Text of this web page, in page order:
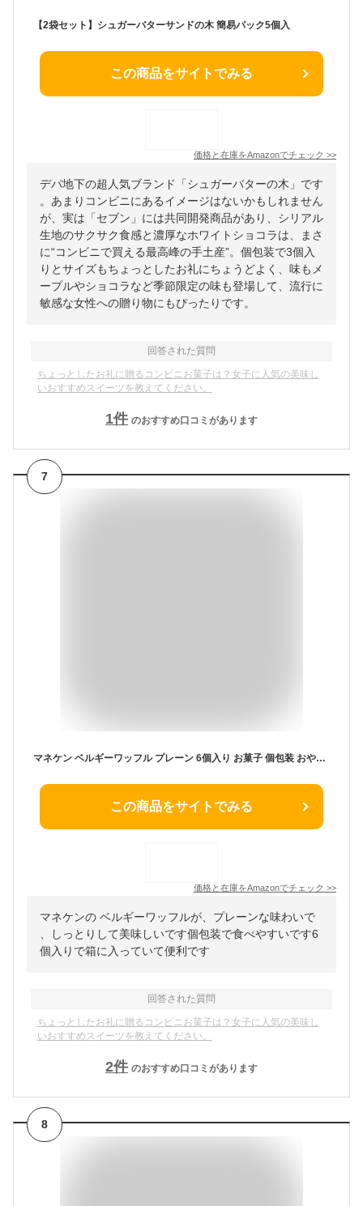
【2袋セット】シュガーバターサンドの木 簡易パック5個入
この商品をサイトでみる
価格と在庫をAmazonでチェック >>
デパ地下の超人気ブランド「シュガーバターの木」です
。あまりコンビニにあるイメージはないかもしれません
が、実は「セブン」には共同開発商品があり、シリアル
生地のサクサク食感と濃厚なホワイトショコラは、まさ
に“コンビニで買える最高峰の手土産”。個包装で3個入
りとサイズもちょっとしたお礼にちょうどよく、味もメ
ープルやショコラなど季節限定の味も登場して、流行に
敏感な女性への贈り物にもぴったりです。
回答された質問
ちょっとしたお礼に贈るコンビニお菓子は？女子に人気の美味し
いおすすめスイーツを教えてください。
1件 のおすすめ口コミがあります
7
マネケン ベルギーワッフル プレーン 6個入り お菓子 個包装 おやつ 朝食
この商品をサイトでみる
価格と在庫をAmazonでチェック >>
マネケンの ベルギーワッフルが、プレーンな味わいで
、しっとりして美味しいです個包装で食べやすいです6
個入りで箱に入っていて便利です
回答された質問
ちょっとしたお礼に贈るコンビニお菓子は？女子に人気の美味し
いおすすめスイーツを教えてください。
2件 のおすすめ口コミがあります
8